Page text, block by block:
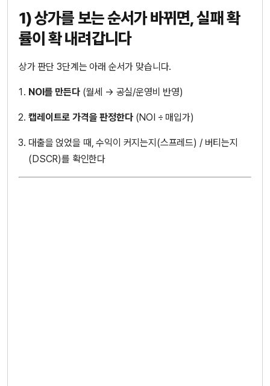
1) 상가를 보는 순서가 바뀌면, 실패 확
률이 확 내려갑니다
상가 판단 3단계는 아래 순서가 맞습니다.
NOI를 만든다(월세 → 공실/운영비 반영)
캡레이트로 가격을 판정한다(NOI ÷ 매입가)
대출을 얹었을 때, 수익이 커지는지(스프레드) / 버티는지
(DSCR)를 확인한다